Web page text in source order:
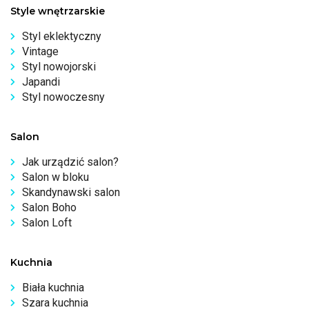
Style wnętrzarskie
Styl eklektyczny
Vintage
Styl nowojorski
Japandi
Styl nowoczesny
Salon
Jak urządzić salon?
Salon w bloku
Skandynawski salon
Salon Boho
Salon Loft
Kuchnia
Biała kuchnia
Szara kuchnia